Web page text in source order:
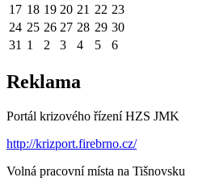
17 18 19 20 21 22 23
24 25 26 27 28 29 30
31 1 2 3 4 5 6
Reklama
Portál krizového řízení HZS JMK
http://krizport.firebrno.cz/
Volná pracovní místa na Tišnovsku